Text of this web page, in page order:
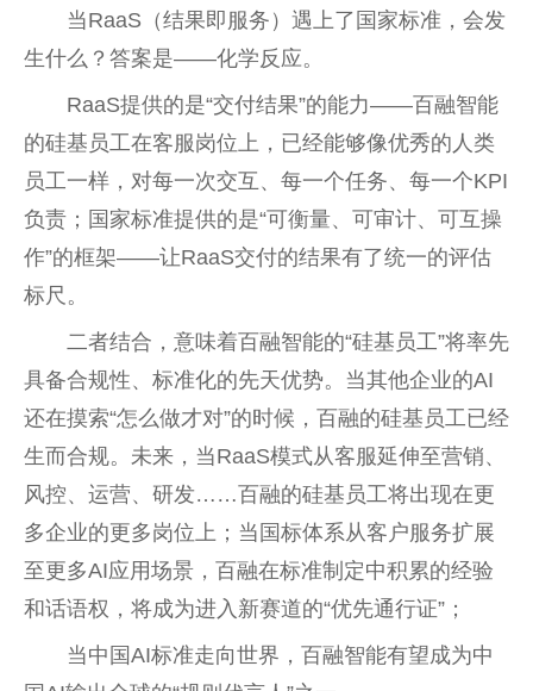
当RaaS（结果即服务）遇上了国家标准，会发
生什么？答案是——化学反应。
RaaS提供的是“交付结果”的能力——百融智能
的硅基员工在客服岗位上，已经能够像优秀的人类
员工一样，对每一次交互、每一个任务、每一个KPI
负责；国家标准提供的是“可衡量、可审计、可互操
作”的框架——让RaaS交付的结果有了统一的评估
标尺。
二者结合，意味着百融智能的“硅基员工”将率先
具备合规性、标准化的先天优势。当其他企业的AI
还在摸索“怎么做才对”的时候，百融的硅基员工已经
生而合规。未来，当RaaS模式从客服延伸至营销、
风控、运营、研发……百融的硅基员工将出现在更
多企业的更多岗位上；当国标体系从客户服务扩展
至更多AI应用场景，百融在标准制定中积累的经验
和话语权，将成为进入新赛道的“优先通行证”；
当中国AI标准走向世界，百融智能有望成为中